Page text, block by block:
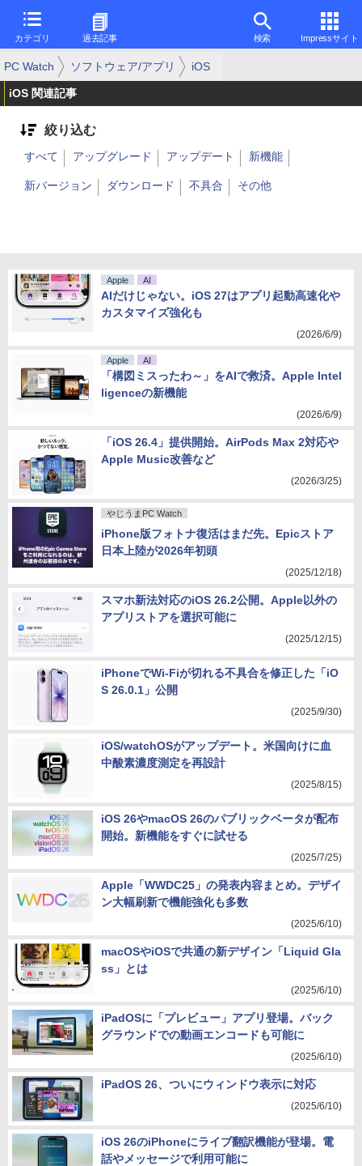
カテゴリ 過去記事 検索 Impressサイト
PC Watch ソフトウェア/アプリ iOS
iOS 関連記事
絞り込む
すべて アップグレード アップデート 新機能
新バージョン ダウンロード 不具合 その他
Apple AI
AIだけじゃない。iOS 27はアプリ起動高速化や
カスタマイズ強化も
(2026/6/9)
Apple AI
「構図ミスったわ～」をAIで救済。Apple Intel
ligenceの新機能
(2026/6/9)
「iOS 26.4」提供開始。AirPods Max 2対応や
Apple Music改善など
(2026/3/25)
やじうまPC Watch
iPhone版フォトナ復活はまだ先。Epicストア
日本上陸が2026年初頭
(2025/12/18)
スマホ新法対応のiOS 26.2公開。Apple以外の
アプリストアを選択可能に
(2025/12/15)
iPhoneでWi-Fiが切れる不具合を修正した「iO
S 26.0.1」公開
(2025/9/30)
iOS/watchOSがアップデート。米国向けに血
中酸素濃度測定を再設計
(2025/8/15)
iOS 26やmacOS 26のパブリックベータが配布
開始。新機能をすぐに試せる
(2025/7/25)
Apple「WWDC25」の発表内容まとめ。デザイ
ン大幅刷新で機能強化も多数
(2025/6/10)
macOSやiOSで共通の新デザイン「Liquid Gla
ss」とは
(2025/6/10)
iPadOSに「プレビュー」アプリ登場。バック
グラウンドでの動画エンコードも可能に
(2025/6/10)
iPadOS 26、ついにウィンドウ表示に対応
(2025/6/10)
iOS 26のiPhoneにライブ翻訳機能が登場。電
話やメッセージで利用可能に